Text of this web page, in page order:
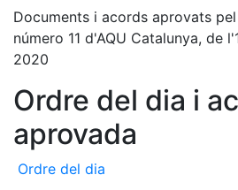
Documents i acords aprovats
número 11 d'AQU Catalunya, de
2020
Ordre del dia i
aprovada
Ordre del dia